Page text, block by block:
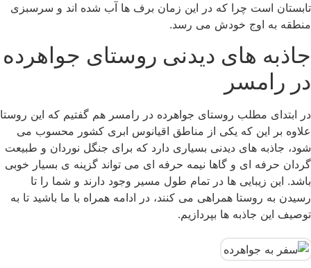
تابستان است چرا که در این زمان برف ها آب شده اند و سرسبزی
منطقه به اوج خودش می رسد.
جاذبه های دیدنی روستای جواهرده
در رامسر
در ابتدای مطلب روستای جواهرده در رامسر هم گفتیم که این روستا
علاوه بر این که یکی از مناطق اقیانوس ابری کشور محسوب می
شود، جاذبه های دیدنی بسیاری دارد که برای جنگل نوردان و طبیعت
گردان حرفه ای و گاها نیمه حرفه ای می تواند گزینه ی بسیار خوبی
باشد. این زیبایی ها در تمام طول مسیر وجود دارند و شما را تا
رسیدن به روستا همراهی می کنند، در ادامه همراه با ما باشید تا به
توصیف این جاذبه ها بپردازیم.